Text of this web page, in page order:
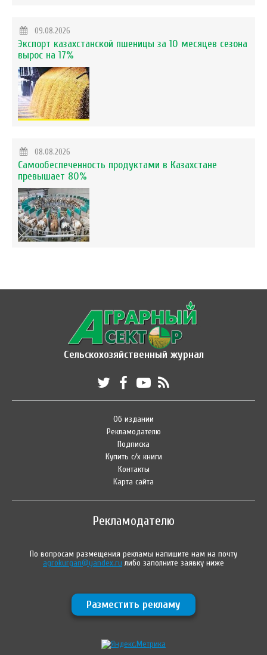
09.08.2026
Экспорт казахстанской пшеницы за 10 месяцев сезона
вырос на 17%
08.08.2026
Самообеспеченность продуктами в Казахстане
превышает 80%
Сельскохозяйственный журнал
Об издании
Рекламодателю
Подписка
Купить с/х книги
Контакты
Карта сайта
Рекламодателю
По вопросам размещения рекламы напишите нам на почту
agrokurgan@yandex.ru либо заполните заявку ниже
Разместить рекламу